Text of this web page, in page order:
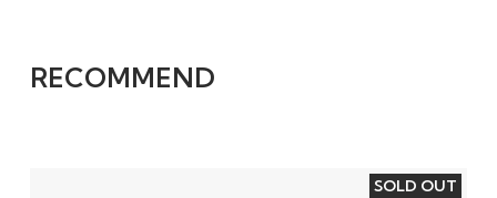
RECOMMEND
SOLD OUT